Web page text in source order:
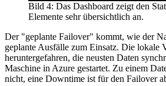
Bild 4: Das Dashboard zeigt den
Elemente sehr übersichtlich an.
Der "geplante Failover" kommt, wie der
geplante Ausfälle zum Einsatz. Die lokale
heruntergefahren, die neusten Daten
Maschine in Azure gestartet. Zu einem
nicht, eine Downtime ist für den Failover